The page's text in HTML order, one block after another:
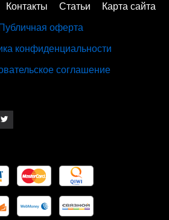
Контакты Статьи Карта сайта
Публичная оферта
конфиденциальности
соглашение